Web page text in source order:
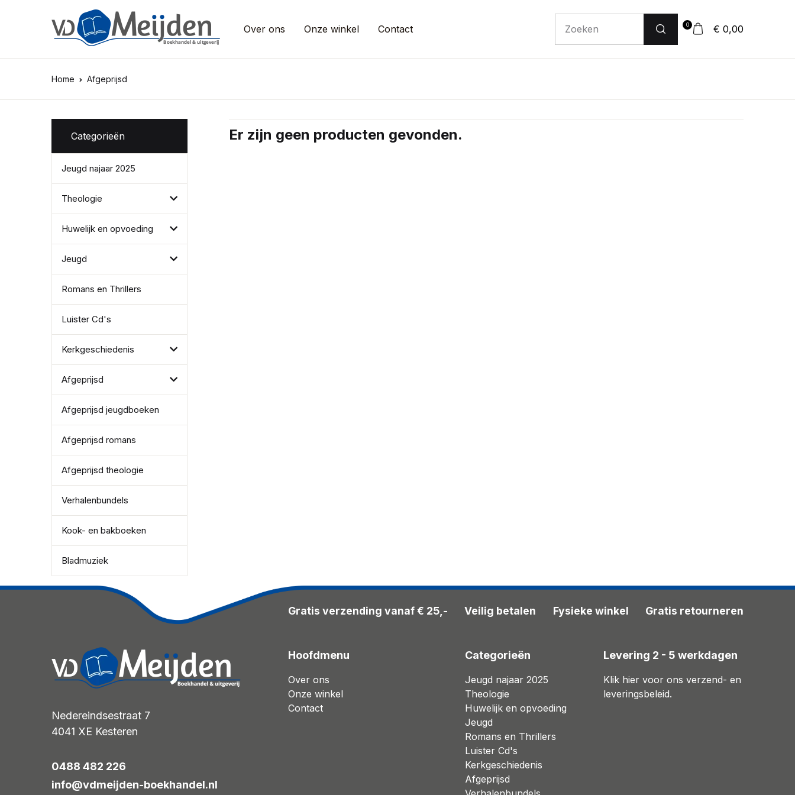
Over ons Onze winkel Contact 0 € 0,00
Home Afgeprijsd
Categorieën
Jeugd najaar 2025
Theologie
Huwelijk en opvoeding
Jeugd
Romans en Thrillers
Luister Cd's
Kerkgeschiedenis
Afgeprijsd
Afgeprijsd jeugdboeken
Afgeprijsd romans
Afgeprijsd theologie
Verhalenbundels
Kook- en bakboeken
Bladmuziek
Er zijn geen producten gevonden.
Gratis verzending vanaf € 25,- Veilig betalen Fysieke winkel Gratis retourneren
Nedereindsestraat 7
4041 XE Kesteren
0488 482 226
info@vdmeijden-boekhandel.nl
Hoofdmenu
Over ons
Onze winkel
Contact
Categorieën
Jeugd najaar 2025
Theologie
Huwelijk en opvoeding
Jeugd
Romans en Thrillers
Luister Cd's
Kerkgeschiedenis
Afgeprijsd
Levering 2 - 5 werkdagen
Klik hier voor ons verzend- en
leveringsbeleid.